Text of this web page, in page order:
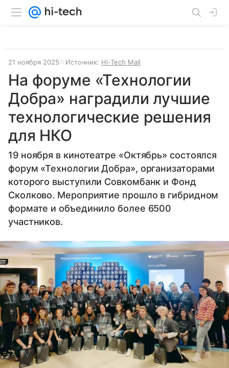
21 ноября 2025 Источник: Hi-Tech Mail
На форуме «Технологии
Добра» наградили лучшие
технологические решения
для НКО
19 ноября в кинотеатре «Октябрь» состоялся
форум «Технологии Добра», организаторами
которого выступили Совкомбанк и Фонд
Сколково. Мероприятие прошло в гибридном
формате и объединило более 6500
участников.